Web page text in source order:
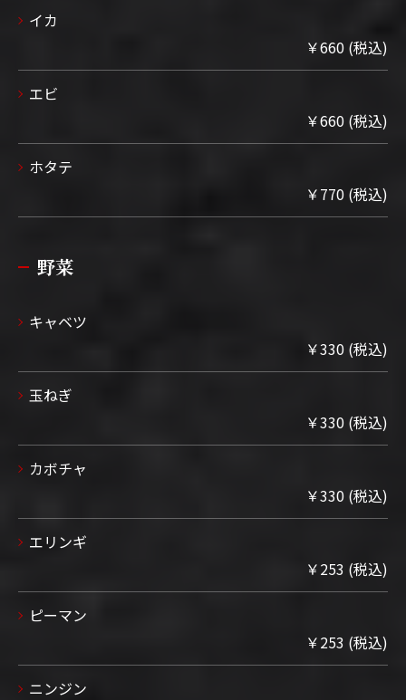
イカ
￥660 (税込)
エビ
￥660 (税込)
ホタテ
￥770 (税込)
野菜
キャベツ
￥330 (税込)
玉ねぎ
￥330 (税込)
カボチャ
￥330 (税込)
エリンギ
￥253 (税込)
ピーマン
￥253 (税込)
ニンジン